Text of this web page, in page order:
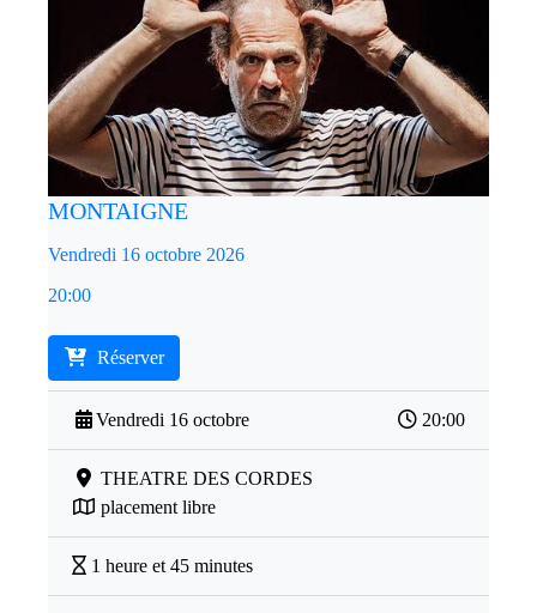
MONTAIGNE
Vendredi 16 octobre 2026
20:00
Réserver
Vendredi 16 octobre 20:00
THEATRE DES CORDES
placement libre
1 heure et 45 minutes